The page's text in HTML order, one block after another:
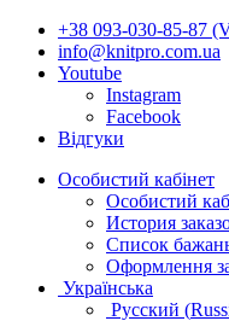
+38 093-030-85-87
info@knitpro.com.ua
Youtube
Instagram
Facebook
Відгуки
Особистий кабінет
Особистий
История
Список
Оформлення
Українська
Русский (